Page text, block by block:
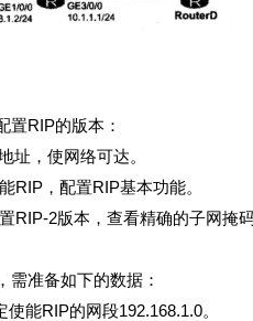
的版本：
使网络可达。
配置RIP基本功能。
本，查看精确的子网掩码
如下的数据：
的网段192.168.1.0。